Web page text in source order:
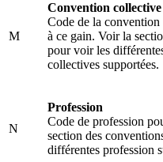
M
Convention collective
Code de la convention
à ce gain. Voir la
pour voir les
collectives supportées.
N
Profession
Code de profession
section des
différentes profession